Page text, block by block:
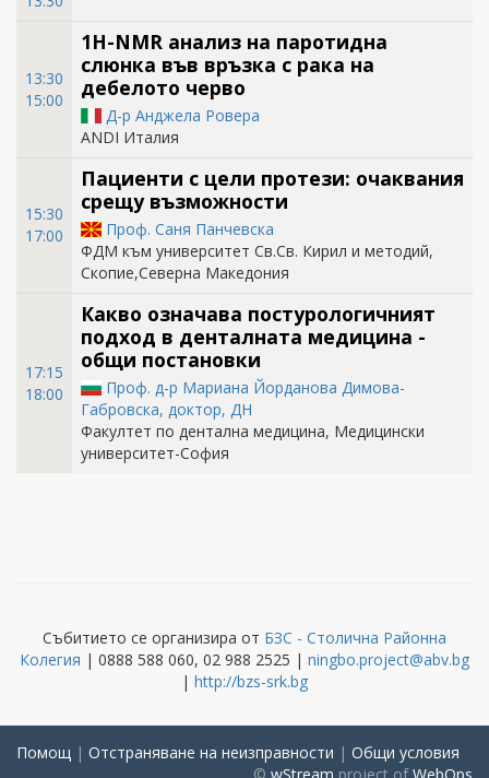
13:30
15:00
1H-NMR анализ на паротидна
слюнка във връзка с рака на
дебелото черво
Д-р Анджела Ровера
ANDI Италия
15:30
17:00
Пациенти с цели протези: очаквания
срещу възможности
Проф. Саня Панчевска
ФДМ към университет Св.Св. Кирил и методий,
Скопие,Северна Македония
17:15
18:00
Какво означава постурологичният
подход в денталната медицина -
общи постановки
Проф. д-р Мариана Йорданова Димова-
Габровска, доктор, ДН
Факултет по дентална медицина, Медицински
университет-София
Събитието се организира от БЗС - Столична Районна
Колегия | 0888 588 060, 02 988 2525 | ningbo.project@abv.bg
| http://bzs-srk.bg
Помощ | Отстраняване на неизправности | Общи условия